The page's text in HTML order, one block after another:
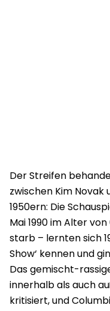
Der Streifen
zwischen Kim Novak
1950ern: Die
Mai 1990 im Alter
starb – lernten sich
Show‘ kennen und
Das gemischt-
innerhalb als auch
kritisiert, und